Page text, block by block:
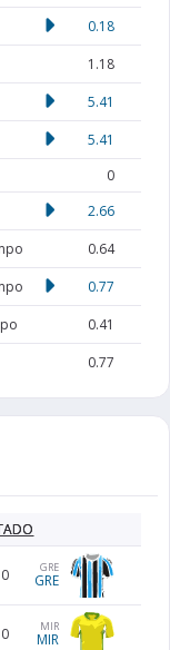
0.18
1.18
5.41
5.41
0
2.66
0.64
0.77
0.41
0.77
0 GRE
GRE
0 MIR
MIR